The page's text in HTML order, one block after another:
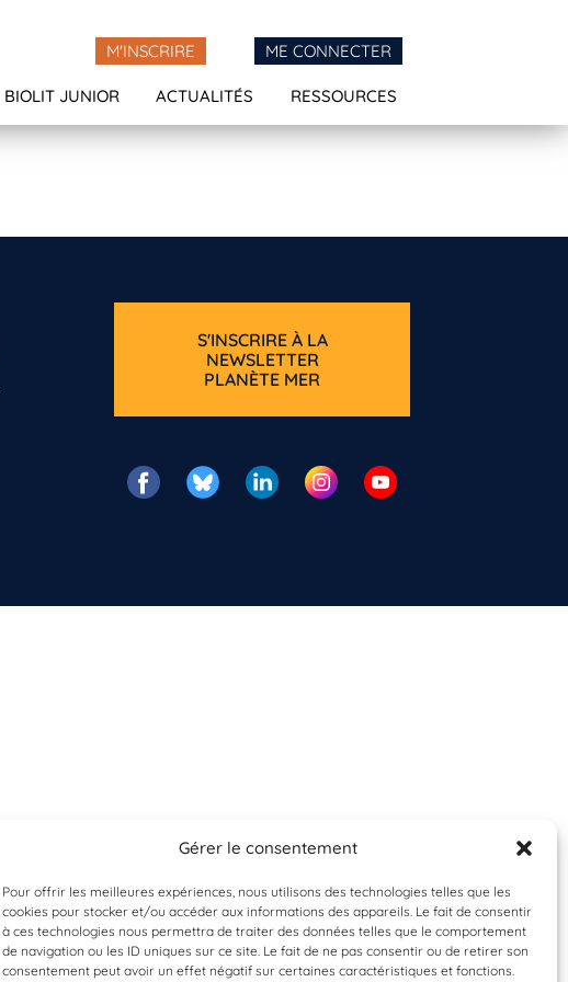
Gérer le consentement
Pour offrir les meilleures expériences, nous utilisons des technologies telles que les
cookies pour stocker et/ou accéder aux informations des appareils. Le fait de consentir
à ces technologies nous permettra de traiter des données telles que le comportement
de navigation ou les ID uniques sur ce site. Le fait de ne pas consentir ou de retirer son
consentement peut avoir un effet négatif sur certaines caractéristiques et fonctions.
M'INSCRIRE ME CONNECTER
BIOLIT JUNIOR ACTUALITÉS RESSOURCES
S'INSCRIRE À LA
NEWSLETTER
PLANÈTE MER